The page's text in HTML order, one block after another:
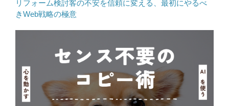
リフォーム検討客の不安を信頼に変える、最初にやるべ
きWeb戦略の極意